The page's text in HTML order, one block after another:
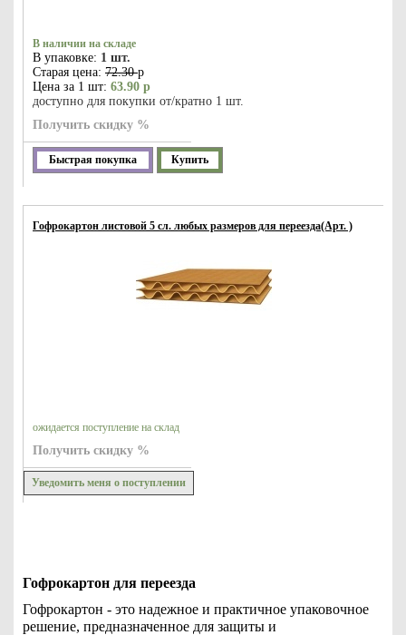
В наличии на складе
В упаковке: 1 шт.
Старая цена: 72.30р
Цена за 1 шт: 63.90 р
доступно для покупки от/кратно 1 шт.
Получить скидку %
Быстрая покупка Купить
Гофрокартон листовой 5 сл. любых размеров для переезда(Арт. )
ожидается поступление на склад
Получить скидку %
Уведомить меня о поступлении
Гофрокартон для переезда
Гофрокартон - это надежное и практичное упаковочное
решение, предназначенное для защиты и